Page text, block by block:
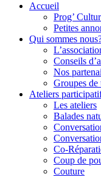
L'atelier FICA
Actions conviviales
Meximieux
Accueil
Prog’
Petites
Qui sommes
Conseils
Nos
Groupes de
Ateliers
Les ateliers
Balades
Co-
Coup de
Couture